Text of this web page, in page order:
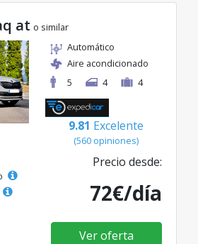
at o similar
Automático
Aire acondicionado
5
4 4
9.81 Excelente
(560 opiniones)
Precio desde:
72€/día
Ver oferta